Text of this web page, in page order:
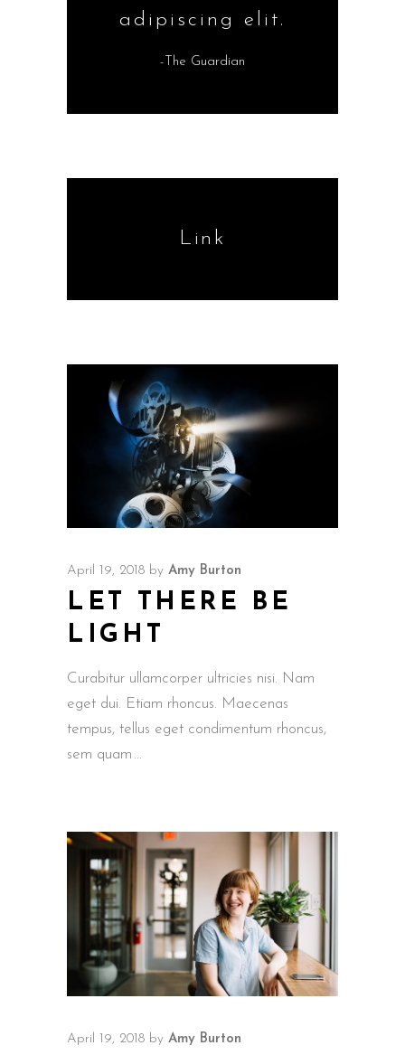
adipiscing elit.
-The Guardian
Link
April 19, 2018 by Amy Burton
LET THERE BE
LIGHT
Curabitur ullamcorper ultricies nisi. Nam
eget dui. Etiam rhoncus. Maecenas
tempus, tellus eget condimentum rhoncus,
sem quam
April 19, 2018 by Amy Burton